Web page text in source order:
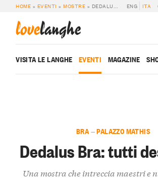
HOME » EVENTI »MOSTRE » DEDALUS BRA: TUTTI DESIGNERS ENG ITA
lovelanghe
VISITA LE LANGHE EVENTI MAGAZINE
BRA — PALAZZO MATHIS
Dedalus Bra: tutti
Una mostra che intreccia maestri e